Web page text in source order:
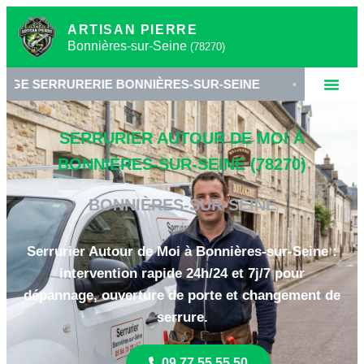
ARTISAN PIERRE
Bonnières-sur-Seine (78270)
BONNIÈRES-SUR-SEINE • SERRURIER
SERRURIER AUTOUR DE MOI À
BONNIÈRES-SUR-SEINE (78270)
BONNIÈRES-SUR-SEINE
Serrurier Autour de Moi à Bonnières-sur-Seine :
intervention rapide 24h/24 et 7j/7 pour
dépannage, ouverture de porte et changement de
serrure.